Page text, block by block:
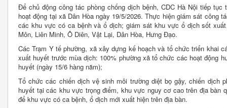
Để chủ động công tác phòng chống dịch bệnh, CDC Hà Nội tiếp
hoạt động tại xã Dân Hòa ngày 19/5/2026. Thực hiện giám sát công
các khu vực có ca bệnh và ổ dịch; giám sát khu vực ổ dịch sốt
Môn, Liên Minh, Ô Diên, Vật Lại, Dân Hòa, Hưng Đạo.
Các Trạm Y tế phường, xã xây dựng kế hoạch và tổ chức triển khai
xuất huyết trước mùa dịch: 100% phường xã tổ chức các hoạt động
huyết (ngày 15/6 hàng năm);
Tổ chức các chiến dịch vệ sinh môi trường diệt bọ gậy, chiến dịch
huyết tại các khu vực trọng điểm, khu vực nguy cơ cao trên địa bàn
để khu vực có ca bệnh, ổ dịch mới xuất hiện trên địa bàn.